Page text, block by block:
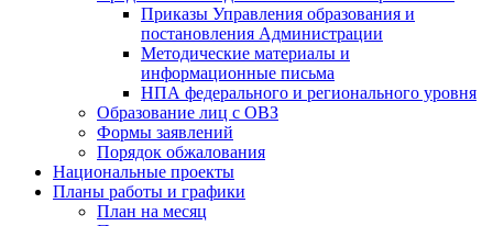
Приказы Управления образования и
постановления Администрации
Методические материалы и
информационные письма
НПА федерального и регионального уровня
Образование лиц с ОВЗ
Формы заявлений
Порядок обжалования
Национальные проекты
Планы работы и графики
План на месяц